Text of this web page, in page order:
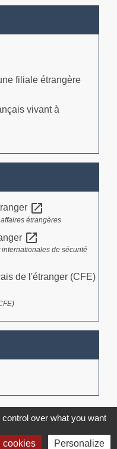
filiale étrangère
vivant à
open_in_new
étrangères
open_in_new
de sécurité
de l'étranger (CFE)
over what you want
cookies Personalize